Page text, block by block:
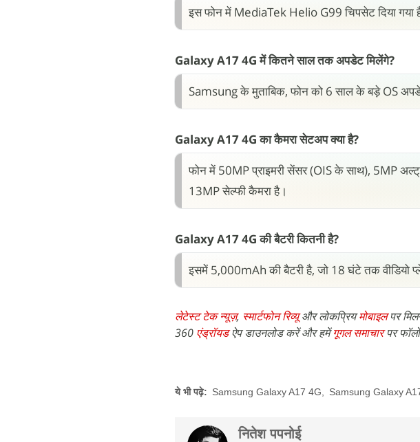
इस फोन में MediaTek Helio G99 चिपसेट दिया गया
Galaxy A17 4G में कितने साल तक अपडेट मिलेंगे?
Samsung के मुताबिक, फोन को 6 साल के बड़े OS
Galaxy A17 4G का कैमरा सेटअप क्या है?
फोन में 50MP प्राइमरी सेंसर (OIS के साथ), 5MP
13MP सेल्फी कैमरा है।
Galaxy A17 4G की बैटरी कितनी है?
इसमें 5,000mAh की बैटरी है, जो 18 घंटे तक वीडियो
लेटेस्ट टेक न्यूज़, स्मार्टफोन रिव्यूऔर लोकप्रियमोबाइलपर
360 एंड्रॉयडऐप डाउनलोड करें और हमेंगूगल समाचारपर
ये भी पढ़े: Samsung Galaxy A17 4G Samsung Galaxy
नितेश पपनोई